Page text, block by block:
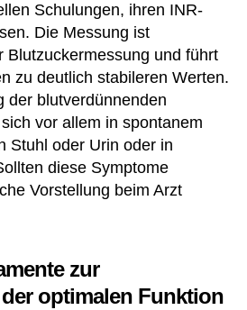
Schulungen, ihren INR-
Die Messung ist
Blutzuckermessung und führt
zu deutlich stabileren Werten.
der blutverdünnenden
vor allem in spontanem
Stuhl oder Urin oder in
diese Symptome
Vorstellung beim Arzt
zur
optimalen Funktion